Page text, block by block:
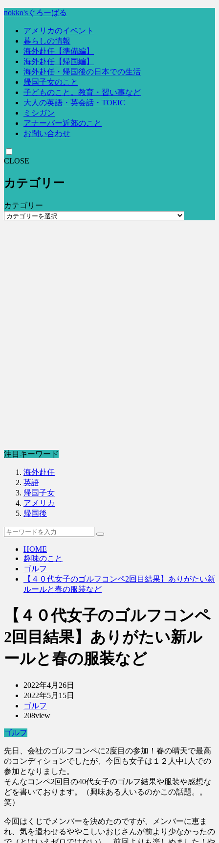
nokko'sぐろーばる
アメリカのイベント
暮らしの情報
海外赴任【準備編】
海外赴任【帰国編】
海外赴任・帰国後の日本での生活
帰国子女のこと
子どものこと。教育・習い事など
大人の英語・英会話・TOEIC
ミシガン
アナーバー近郊のこと
お問い合わせ
CLOSE
カテゴリー
カテゴリー
注目キーワード
海外赴任
英語
帰国子女
アメリカ
帰国後
HOME
趣味のこと
ゴルフ
【４０代女子のゴルフコンペ2回目結果】ありがたい新
ルールと春の服装など
【４０代女子のゴルフコンペ
2回目結果】ありがたい新ル
ールと春の服装など
2022年4月26日
2022年5月15日
ゴルフ
208view
ゴルフ
先日、会社のゴルフコンペに2度目の参加！春の晴天で最高
のコンディションでしたが、今回も女子は１２人中1人での
参加となりました。
そんなコンペ2回目の40代女子のゴルフ結果や服装や感想な
どを書いております。（興味ある人いるのかこの話題。。
笑）
今回はくじでメンバーを決めたのですが、メンバーに恵ま
れ、気を遣わせるややこしいおじさんが前より少なかったの